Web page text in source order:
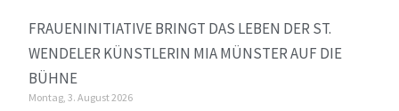
FRAUENINITIATIVE BRINGT DAS LEBEN DER ST.
WENDELER KÜNSTLERIN MIA MÜNSTER AUF DIE
BÜHNE
Montag, 3. August 2026